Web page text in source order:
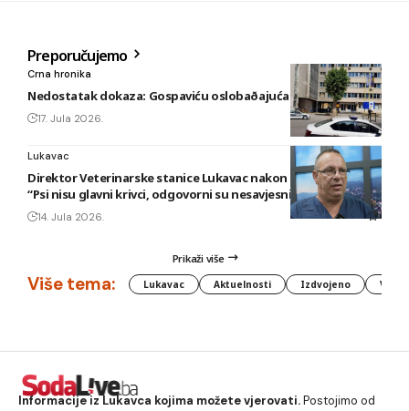
Preporučujemo
Crna hronika
Nedostatak dokaza: Gospaviću oslobaðajuća presuda
17. Jula 2026.
Lukavac
Direktor Veterinarske stanice Lukavac nakon novog napada:
“Psi nisu glavni krivci, odgovorni su nesavjesni vlasnici”
14. Jula 2026.
Prikaži više
Više tema: Lukavac Aktuelnosti Izdvojeno
Informacije iz Lukavca kojima možete vjerovati.Postojimo od